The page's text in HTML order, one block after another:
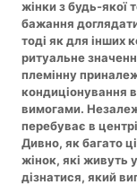
жінки з будь-якої
бажання
тоді як для інших
ритуальне
племінну
кондиціонування
вимогами.
перебуває в
Дивно, як багато
жінок, які живуть
дізнатися, який